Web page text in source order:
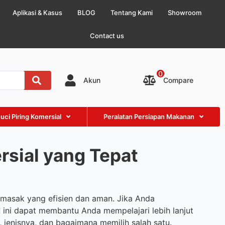
Aplikasi & Kasus BLOG Tentang Kami Showroom
Contact us
Akun Compare
0
Piring Komersial Peralatan Persiapan Makanan
yang Tepat
yang efisien dan aman. Jika Anda
dapat membantu Anda mempelajari lebih lanjut
dan bagaimana memilih salah satu.